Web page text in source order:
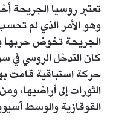
تعتبر روسيا الجريحة
وهو الأمر الذي لم
الجريحة تخوض حربها
كان التدخل الروسي في
حركة استباقية قامت
الثورات إلى أراضيها،
القوقازية والوسط